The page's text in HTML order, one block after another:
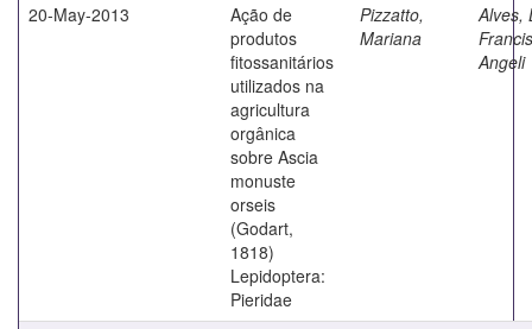
20-May-2013
Ação de
produtos
fitossanitários
utilizados na
agricultura
orgânica
sobre Ascia
monuste
orseis
(Godart,
1818)
Lepidoptera:
Pieridae
Pizzatto,
Mariana
Alves,
Angeli